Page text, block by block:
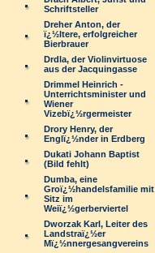
Schriftsteller
Dreher Anton, der
ï¿½ltere, erfolgreicher
Bierbrauer
Drdla, der Violinvirtuose
aus der Jacquingasse
Drimmel Heinrich -
Unterrichtsminister und
Wiener
Vizebï¿½rgermeister
Drory Henry, der
Englï¿½nder in Erdberg
Dukati Johann Baptist
(Bild fehlt)
Dumba, eine
Groï¿½handelsfamilie mit
Sitz im
Weiï¿½gerberviertel
Dworzak Karl, Leiter des
Landstraï¿½er
Mï¿½nnergesangvereins